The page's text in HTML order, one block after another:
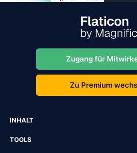
Zugang für
Zu Premium
INHALT
TOOLS